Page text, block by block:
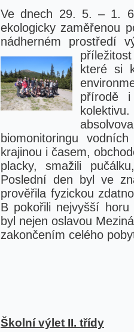
Ve dnech 29. 5. – 1.
ekologicky zaměřenou
nádherném prostředí
které si
přírodě
biomonitoringu
krajinou i časem,
placky, smažili
Poslední den byl ve
prověřila fyzickou
B pokořili nejvyšší
byl nejen oslavou
zakončením celého
Školní výlet II. třídy